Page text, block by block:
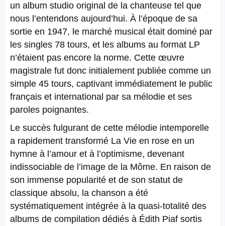
un album studio original de la chanteuse tel que
nous l’entendons aujourd’hui. À l’époque de sa
sortie en 1947, le marché musical était dominé par
les singles 78 tours, et les albums au format LP
n’étaient pas encore la norme. Cette œuvre
magistrale fut donc initialement publiée comme un
simple 45 tours, captivant immédiatement le public
français et international par sa mélodie et ses
paroles poignantes.
Le succès fulgurant de cette mélodie intemporelle
a rapidement transformé La Vie en rose en un
hymne à l’amour et à l’optimisme, devenant
indissociable de l’image de la Môme. En raison de
son immense popularité et de son statut de
classique absolu, la chanson a été
systématiquement intégrée à la quasi-totalité des
albums de compilation dédiés à Édith Piaf sortis